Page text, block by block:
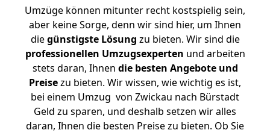
Umzüge können mitunter recht kostspielig sein,
aber keine Sorge, denn wir sind hier, um Ihnen
diegünstigste Lösung zu bieten. Wir sind die
professionellen Umzugsexperten und arbeiten
stets daran, Ihnen die besten Angebote und
Preisezu bieten. Wir wissen, wie wichtig es ist,
bei einem Umzug von Zwickau nach Bürstadt
Geld zu sparen, und deshalb setzen wir alles
daran, Ihnen die besten Preise zu bieten. Ob Sie